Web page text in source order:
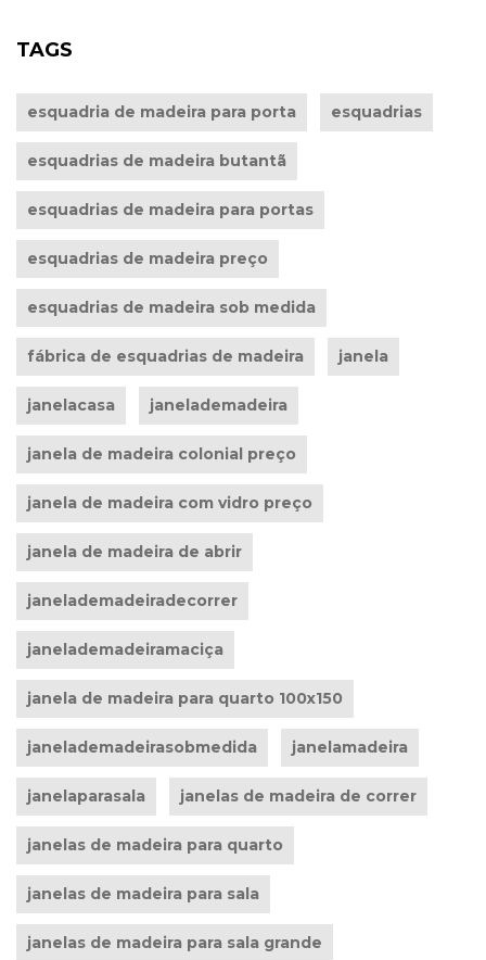
TAGS
esquadria de madeira para porta esquadrias
esquadrias de madeira butantã
esquadrias de madeira para portas
esquadrias de madeira preço
esquadrias de madeira sob medida
fábrica de esquadrias de madeira janela
janelacasa janelademadeira
janela de madeira colonial preço
janela de madeira com vidro preço
janela de madeira de abrir
janelademadeiradecorrer
janelademadeiramaciça
janela de madeira para quarto 100x150
janelademadeirasobmedida janelamadeira
janelaparasala janelas de madeira de correr
janelas de madeira para quarto
janelas de madeira para sala
janelas de madeira para sala grande